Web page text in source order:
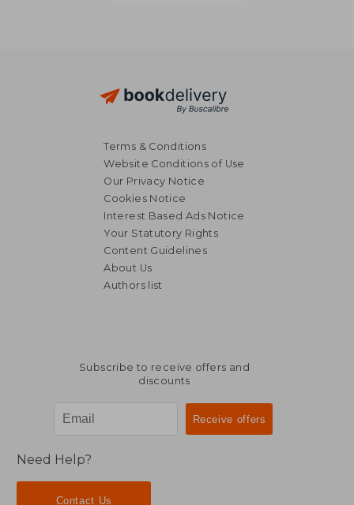
Terms & Conditions
Website Conditions of Use
Our Privacy Notice
Cookies Notice
Interest Based Ads Notice
Your Statutory Rights
Content Guidelines
About Us
Authors list
Subscribe to receive offers and
discounts
Need Help?
Contact Us